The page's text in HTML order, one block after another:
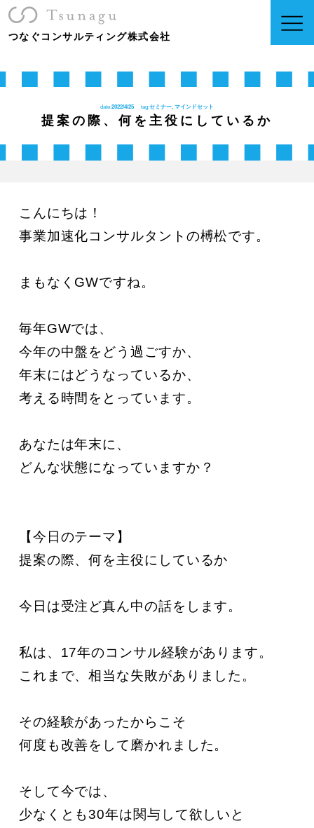
つなぐコンサルティング株式会社
date:2022/4/25 tag:セミナー, マインドセット
提案の際、何を主役にしているか
こんにちは！
事業加速化コンサルタントの榑松です。
まもなくGWですね。
毎年GWでは、
今年の中盤をどう過ごすか、
年末にはどうなっているか、
考える時間をとっています。
あなたは年末に、
どんな状態になっていますか？
【今日のテーマ】
提案の際、何を主役にしているか
今日は受注ど真ん中の話をします。
私は、17年のコンサル経験があります。
これまで、相当な失敗がありました。
その経験があったからこそ
何度も改善をして磨かれました。
そして今では、
少なくとも30年は関与して欲しいと